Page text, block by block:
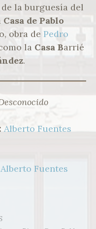
la burguesía del
Casa de Pablo
obra de Pedro
la Casa Barrié
.
Alberto Fuentes
Alberto Fuentes